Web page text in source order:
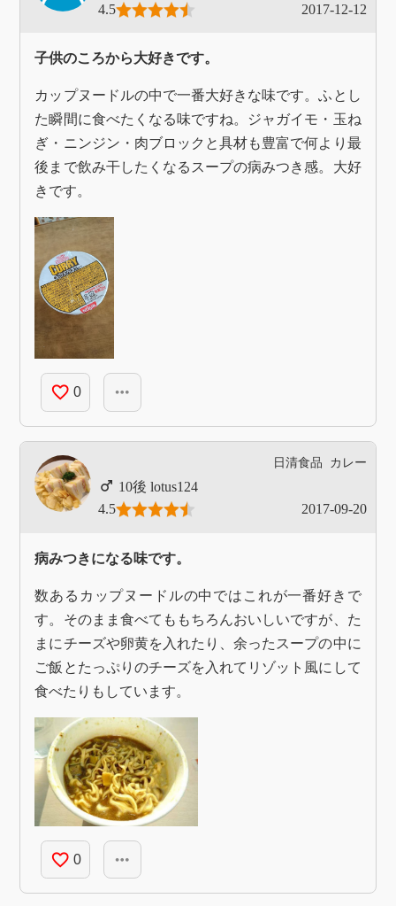
4.5
2017-12-12
子供のころから大好きです。
カップヌードルの中で一番大好きな味です。ふとし
た瞬間に食べたくなる味ですね。ジャガイモ・玉ね
ぎ・ニンジン・肉ブロックと具材も豊富で何より最
後まで飲み干したくなるスープの病みつき感。大好
きです。
favorite_border 0 more_horiz
日清食品 カレー
lotus124
4.5
2017-09-20
病みつきになる味です。
数あるカップヌードルの中ではこれが一番好きで
す。そのまま食べてももちろんおいしいですが、た
まにチーズや卵黄を入れたり、余ったスープの中に
ご飯とたっぷりのチーズを入れてリゾット風にして
食べたりもしています。
favorite_border 0 more_horiz